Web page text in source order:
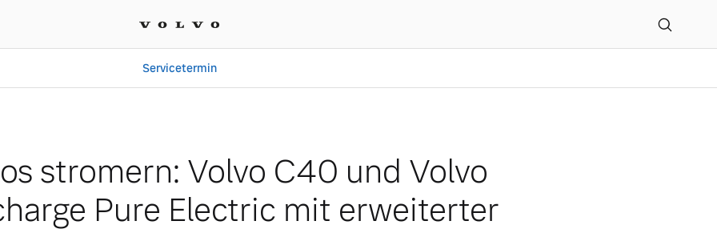
Servicetermin
stromern: Volvo C40 und Volvo
Pure Electric mit erweiterter